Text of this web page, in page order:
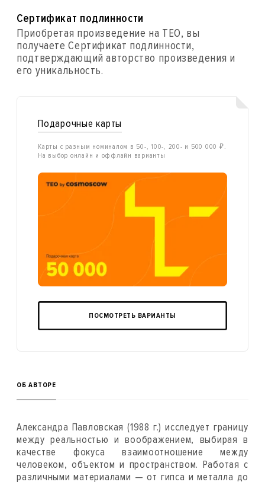
Сертификат подлинности
Приобретая произведение на ТЕО, вы
получаете Сертификат подлинности,
подтверждающий авторство произведения и
его уникальность.
Подарочные карты
Карты с разным номиналом в 50-, 100-, 200- и 500 000 ₽.
На выбор онлайн и оффлайн варианты
ПОСМОТРЕТЬ ВАРИАНТЫ
ОБ АВТОРЕ
Александра Павловская (1988 г.) исследует границу
между реальностью и воображением, выбирая в
качестве фокуса взаимоотношение между
человеком, объектом и пространством. Работая с
различными материалами — от гипса и металла до